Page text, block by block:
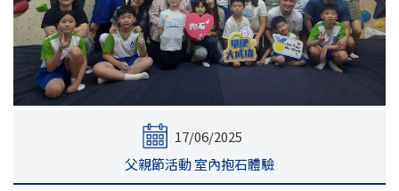
17/06/2025
父親節活動 室內抱石體驗